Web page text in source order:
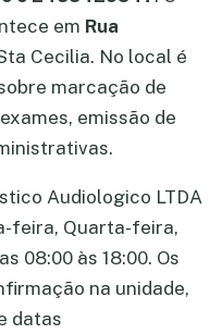
em Rua
Cecilia. No local é
marcação de
emissão de
Audiologico LTDA
feira, Quarta-feira,
08:00 às 18:00. Os
na unidade,
datas